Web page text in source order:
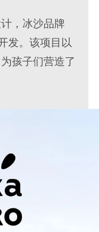
，冰沙品牌
发。该项目以
孩子们营造了